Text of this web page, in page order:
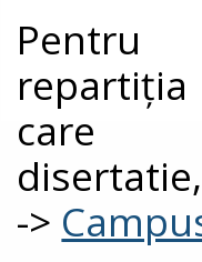
Pentru
repartiţia
care
->